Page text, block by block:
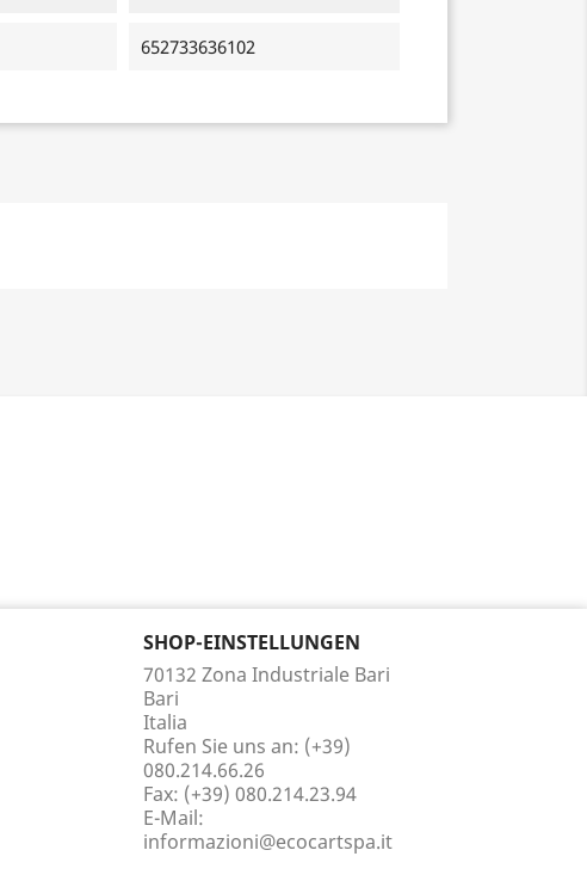
652733636102
SHOP-EINSTELLUNGEN
70132 Zona Industriale Bari
Bari
Italia
Rufen Sie uns an: (+39)
080.214.66.26
Fax: (+39) 080.214.23.94
E-Mail:
informazioni@ecocartspa.it